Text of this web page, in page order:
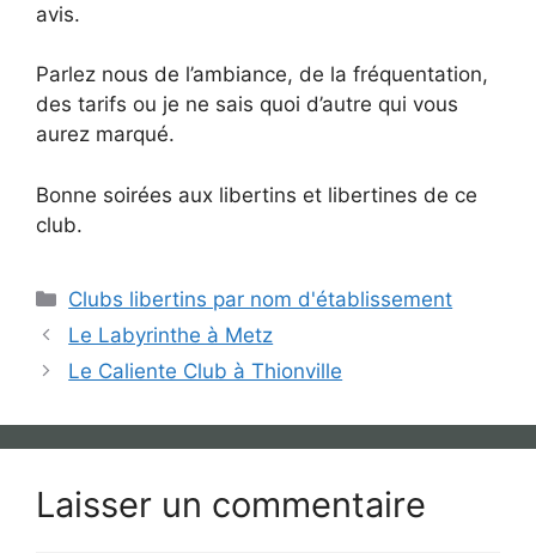
avis.
Parlez nous de l’ambiance, de la fréquentation,
des tarifs ou je ne sais quoi d’autre qui vous
aurez marqué.
Bonne soirées aux libertins et libertines de ce
club.
Catégories
Clubs libertins par nom d'établissement
Le Labyrinthe à Metz
Le Caliente Club à Thionville
Laisser un commentaire